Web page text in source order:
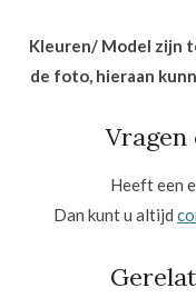
Kleuren/ Model zijn
de foto, hieraan
Heeft een
Dan kunt u altijd